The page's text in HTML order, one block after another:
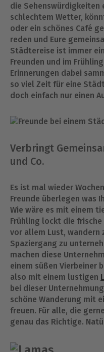
die Sehenswürdigkeiten
schlechtem Wetter,
oder ein schönes Café
reden und Eure
Städtereise ist immer
Freunden und im
Erinnerungen dabei
so viel Zeit für eine
doch einfach nur einen
Verbringt
und Co.
Es ist mal wieder
Freunde überlegen was
Wie wäre es mit einem
Frühling lockt die
vor allem Lust, wandern
Spaziergang zu
machen diese
einem süßen Vierbeiner
also mit einem lustigen
bei dieser
schöne Wanderung mit
freuen. Für alle, die
genau das Richtige.